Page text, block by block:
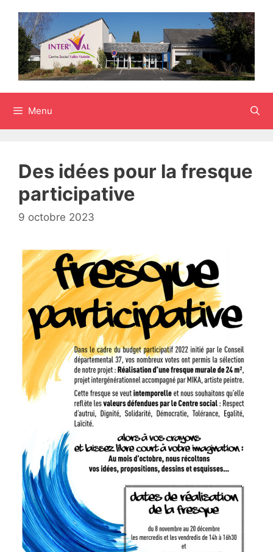
contenu
Menu
Des idées pour la fresque
participative
9 octobre 2023